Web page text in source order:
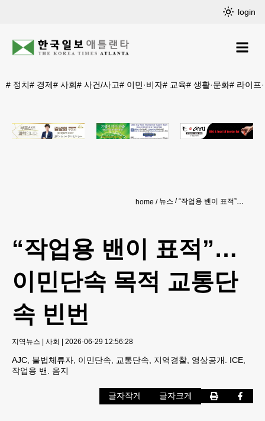
login
# 정치# 경제# 사회# 사건/사고# 이민·비자# 교육# 생활·문화# 라이프
home 뉴스 “작업용 밴이 표적”…이민단속 목적 교통단속 빈번
“작업용 밴이 표적”…
이민단속 목적 교통단
속 빈번
지역뉴스 | 사회 | 2026-06-29 12:56:28
AJC, 불법체류자, 이민단속, 교통단속, 지역경찰, 영상공개. ICE,
작업용 밴. 음지
글자작게 글자크게